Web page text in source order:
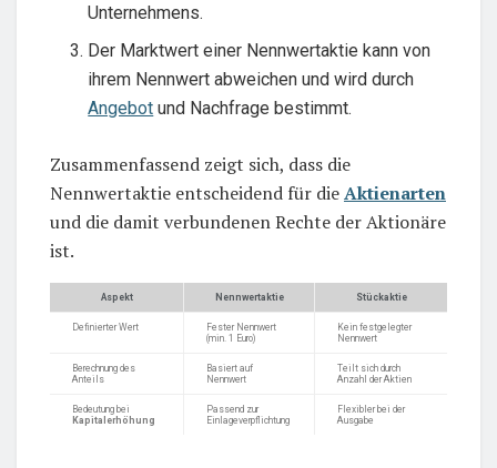
Unternehmens.
Der Marktwert einer Nennwertaktie kann von
ihrem Nennwert abweichen und wird durch
Angebot und Nachfrage bestimmt.
Zusammenfassend zeigt sich, dass die
Nennwertaktie entscheidend für dieAktienarten
und die damit verbundenen Rechte der Aktionäre
ist.
Aspekt Nennwertaktie Stückaktie
Definierter Wert
Fester Nennwert
(min. 1 Euro)
Kein festgelegter
Nennwert
Berechnung des
Anteils
Basiert auf
Nennwert
Teilt sich durch
Anzahl der Aktien
Bedeutung bei
Kapitalerhöhung
Passend zur
Einlageverpflichtung
Flexibler bei der
Ausgabe